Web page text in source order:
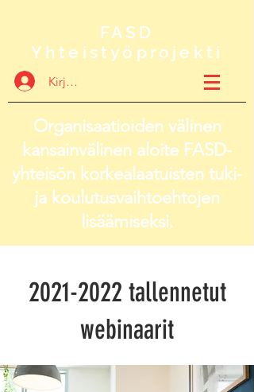
FASD
Yhteistyöprojekti
Kirjaudu
Organisaatioiden välinen
kansainvälinen aloite FASD-
yhteisön korkealaatuisten tuki-
ja koulutusvaihtoehtojen
lisäämiseksi.
2021-2022 tallennetut
webinaarit